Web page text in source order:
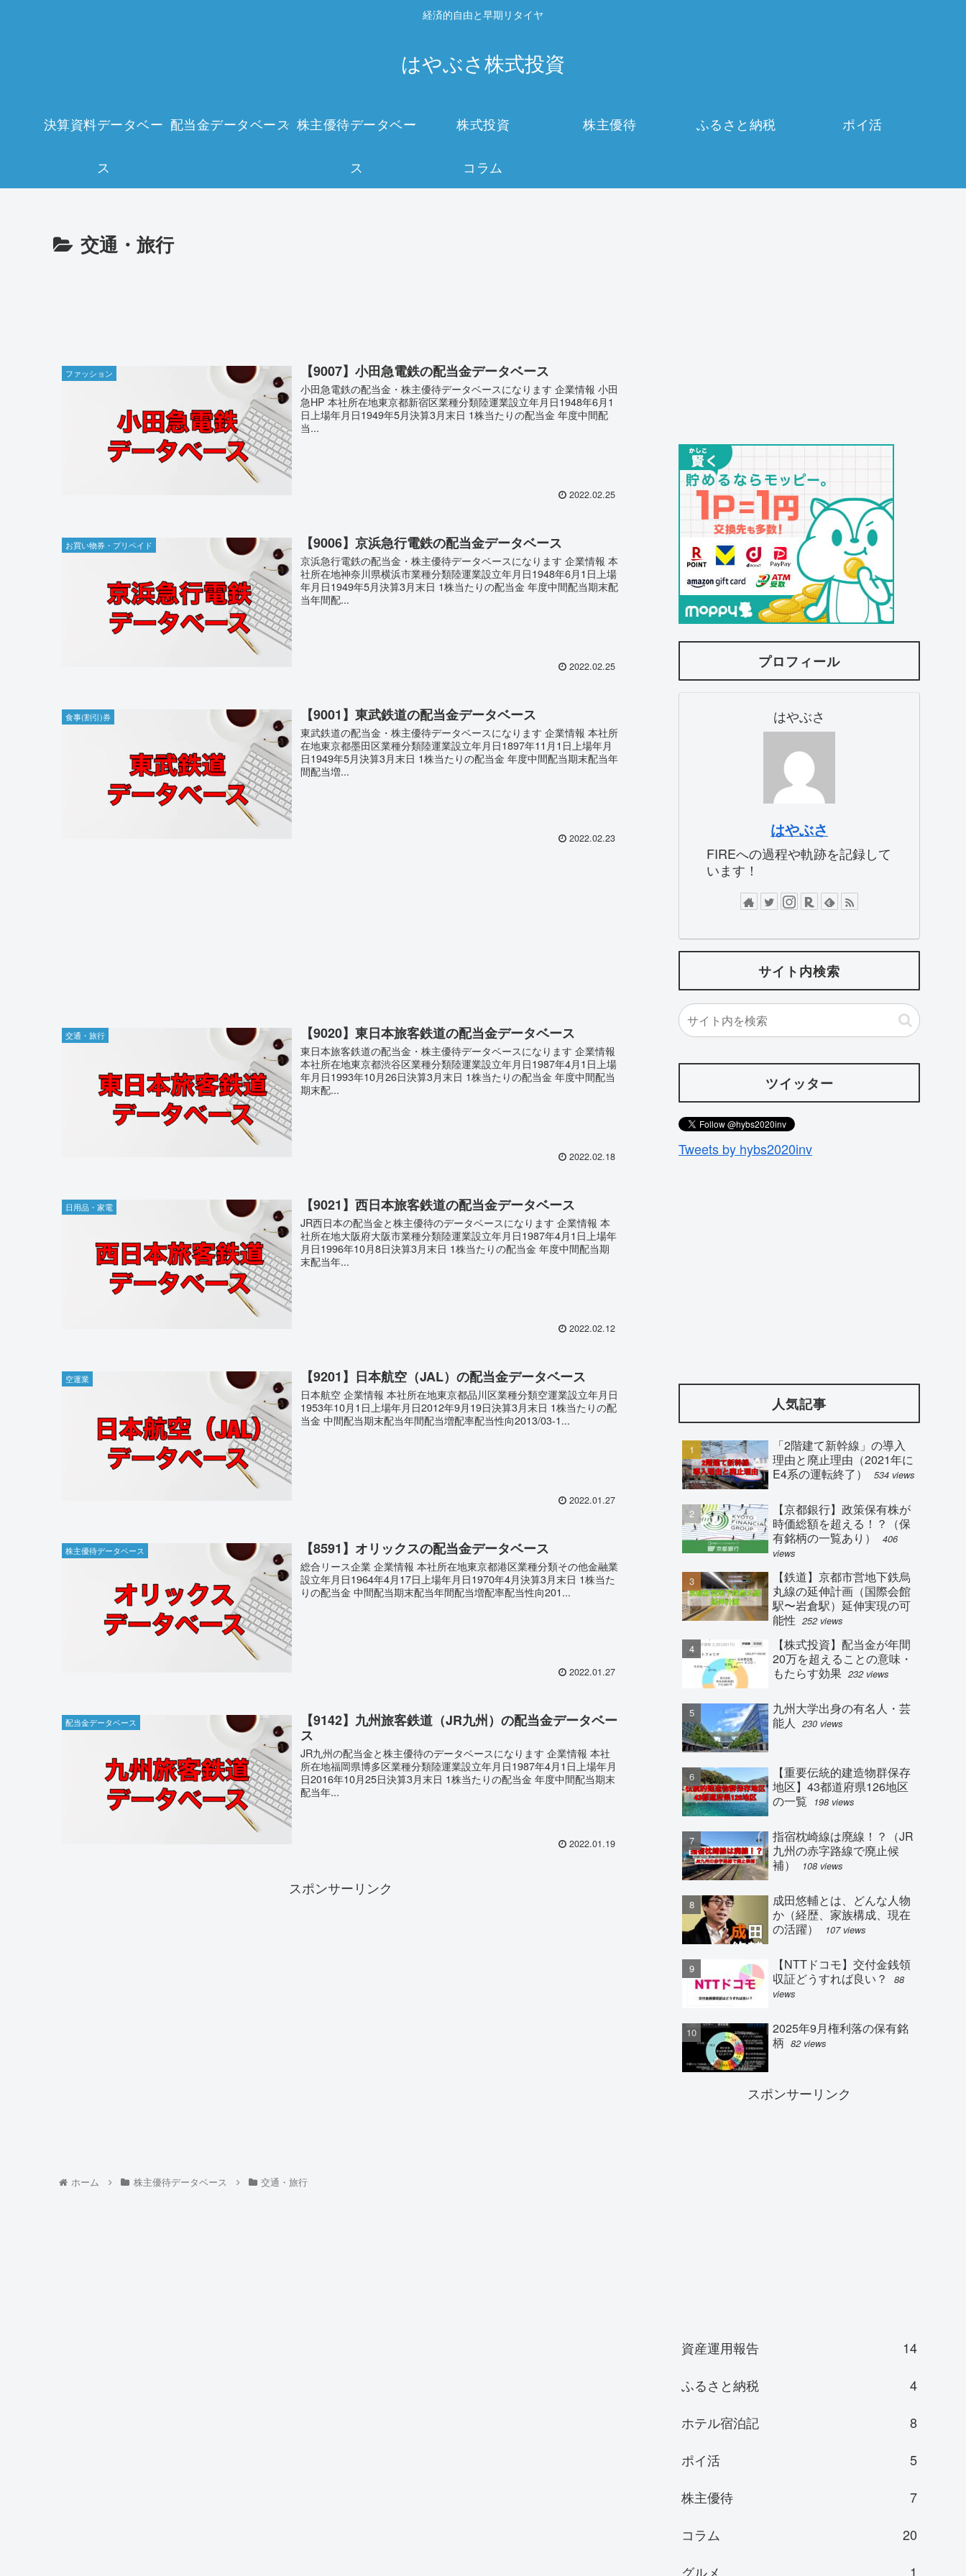
経済的自由と早期リタイヤ
はやぶさ株式投資
決算資料データベー
ス
配当金データベース 株主優待データベー
ス
株式投資 株主優待 ふるさと納税 ポイ活
コラム
交通・旅行
ファッション 【9007】小田急電鉄の配当金データベース
小田急電鉄の配当金・株主優待データベースになります 企業情報 小田
急HP 本社所在地東京都新宿区業種分類陸運業設立年月日1948年6月1
日上場年月日1949年5月決算3月末日 1株当たりの配当金 年度中間配
当...
2022.02.25
お買い物券・プリペイド 【9006】京浜急行電鉄の配当金データベース
京浜急行電鉄の配当金・株主優待データベースになります 企業情報 本
社所在地神奈川県横浜市業種分類陸運業設立年月日1948年6月1日上場
年月日1949年5月決算3月末日 1株当たりの配当金 年度中間配当期末配
当年間配...
2022.02.25
食事(割引)券 【9001】東武鉄道の配当金データベース
東武鉄道の配当金・株主優待データベースになります 企業情報 本社所
在地東京都墨田区業種分類陸運業設立年月日1897年11月1日上場年月
日1949年5月決算3月末日 1株当たりの配当金 年度中間配当期末配当年
間配当増...
2022.02.23
交通・旅行 【9020】東日本旅客鉄道の配当金データベース
東日本旅客鉄道の配当金・株主優待データベースになります 企業情報
本社所在地東京都渋谷区業種分類陸運業設立年月日1987年4月1日上場
年月日1993年10月26日決算3月末日 1株当たりの配当金 年度中間配当
期末配...
2022.02.18
日用品・家電 【9021】西日本旅客鉄道の配当金データベース
JR西日本の配当金と株主優待のデータベースになります 企業情報 本
社所在地大阪府大阪市業種分類陸運業設立年月日1987年4月1日上場年
月日1996年10月8日決算3月末日 1株当たりの配当金 年度中間配当期
末配当年...
2022.02.12
空運業 【9201】日本航空（JAL）の配当金データベース
日本航空 企業情報 本社所在地東京都品川区業種分類空運業設立年月日
1953年10月1日上場年月日2012年9月19日決算3月末日 1株当たりの配
当金 中間配当期末配当年間配当増配率配当性向2013/03-1...
2022.01.27
株主優待データベース 【8591】オリックスの配当金データベース
総合リース企業 企業情報 本社所在地東京都港区業種分類その他金融業
設立年月日1964年4月17日上場年月日1970年4月決算3月末日 1株当た
りの配当金 中間配当期末配当年間配当増配率配当性向201...
2022.01.27
配当金データベース
【9142】九州旅客鉄道（JR九州）の配当金データベー
ス
JR九州の配当金と株主優待のデータベースになります 企業情報 本社
所在地福岡県博多区業種分類陸運業設立年月日1987年4月1日上場年月
日2016年10月25日決算3月末日 1株当たりの配当金 年度中間配当期末
配当年...
2022.01.19
スポンサーリンク
ホーム 株主優待データベース 交通・旅行
プロフィール
はやぶさ
はやぶさ
FIREへの過程や軌跡を記録して
います！
サイト内検索
ツイッター
Tweets by hybs2020inv
人気記事
「2階建て新幹線」の導入
理由と廃止理由（2021年に
E4系の運転終了）
534 views
【京都銀行】政策保有株が
時価総額を超える！？（保
有銘柄の一覧あり）
406
views
【鉄道】京都市営地下鉄烏
丸線の延伸計画（国際会館
駅〜岩倉駅）延伸実現の可
能性 252 views
【株式投資】配当金が年間
20万を超えることの意味・
もたらす効果 232 views
九州大学出身の有名人・芸
能人
230 views
【重要伝統的建造物群保存
地区】43都道府県126地区
の一覧
198 views
指宿枕崎線は廃線！？（JR
九州の赤字路線で廃止候
補）
108 views
成田悠輔とは、どんな人物
か（経歴、家族構成、現在
の活躍）
107 views
【NTTドコモ】交付金銭領
収証どうすれば良い？
88
views
2025年9月権利落の保有銘
柄 82 views
スポンサーリンク
資産運用報告
14
ふるさと納税
4
ホテル宿泊記
8
ポイ活
5
株主優待
7
コラム
20
グルメ
1